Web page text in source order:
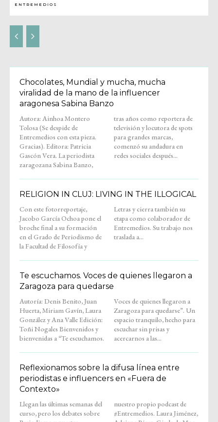
ENTREMEDIOS
Chocolates, Mundial y mucha, mucha
viralidad de la mano de la influencer
aragonesa Sabina Banzo
Autora: Ainhoa Montero
Tolosa (Se despide de
Entremedios con esta pieza.
Gracias). Editora: Patricia
Gascón Vera. La periodista
zaragozana Sabina Banzo,
tras años como reportera de
televisión y locutora de spots
para grandes marcas,
comenzó su andadura en
redes sociales después...
RELIGION IN CLUJ: LIVING IN THE ILLOGICAL
Con este fotorreportaje,
Jacobo García Ochoa pone el
broche final a su formación
en el Grado de Periodismo de
la Facultad de Filosofía y
Letras y cierra también su
etapa como colaborador de
Entremedios. Su trabajo nos
traslada a...
Te escuchamos. Voces de quienes llegaron a
Zaragoza para quedarse
Autoría: Denis Benito, Juan
Huerta, Miriam Gavín, Laura
González y Ana Valle Edición:
Toñi Nogales Bienvenidos y
bienvenidas a “Te escuchamos.
Voces de quienes llegaron a
Zaragoza para quedarse”. Un
espacio tranquilo, hecho para
escuchar sin prisas y
acercarnos a las...
Reflexionamos sobre la difusa línea entre
periodistas e influencers en «Fuera de
Contexto»
Llegan las últimas semanas del
curso, pero los debates sobre
nuestro propio podcast de
#Entremedios. Laura Jiménez,